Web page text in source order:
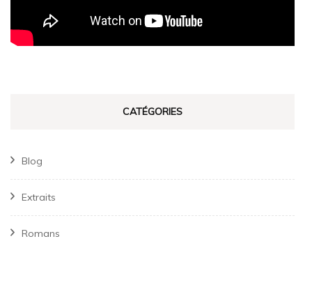
CATÉGORIES
Blog
Extraits
Romans